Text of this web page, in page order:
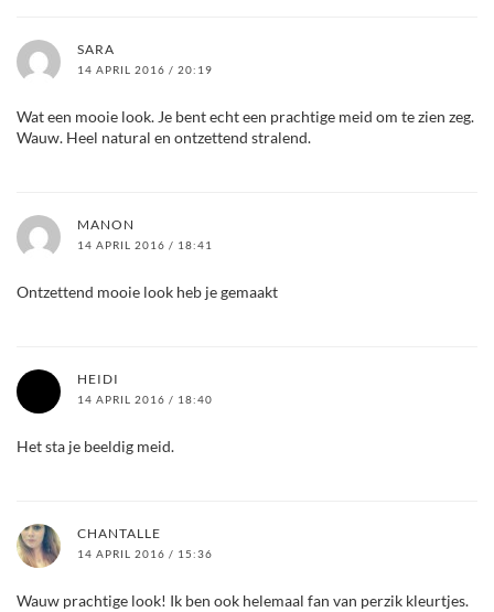
SARA
14 APRIL 2016 / 20:19
Wat een mooie look. Je bent echt een prachtige meid om te zien zeg.
Wauw. Heel natural en ontzettend stralend.
MANON
14 APRIL 2016 / 18:41
Ontzettend mooie look heb je gemaakt
HEIDI
14 APRIL 2016 / 18:40
Het sta je beeldig meid.
CHANTALLE
14 APRIL 2016 / 15:36
Wauw prachtige look! Ik ben ook helemaal fan van perzik kleurtjes.